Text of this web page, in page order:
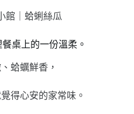
桌上的一份溫柔。
蛤蠣鮮香，
得心安的家常味。